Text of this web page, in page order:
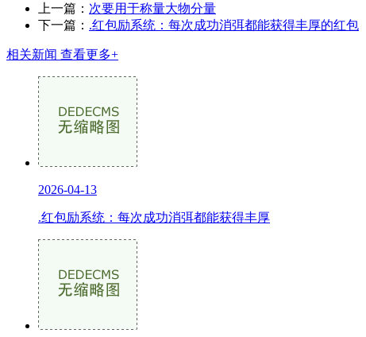
上一篇： 次要用于称量大物分量
下一篇： .红包励系统：每次成功消弭都能获得丰厚的红包
相关新闻 查看更多+
2026-04-13
.红包励系统：每次成功消弭都能获得丰厚